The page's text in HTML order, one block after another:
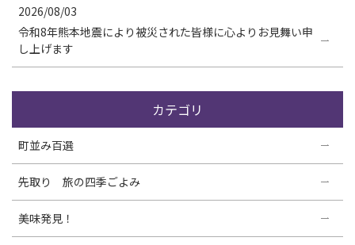
2026/08/03
令和8年熊本地震により被災された皆様に心よりお見舞い申
し上げます
カテゴリ
町並み百選
先取り 旅の四季ごよみ
美味発見！